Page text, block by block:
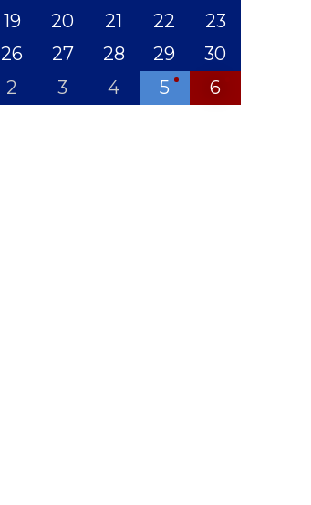
19 20 21 22
23
26 27 28 29
30
2 3 4 5 6